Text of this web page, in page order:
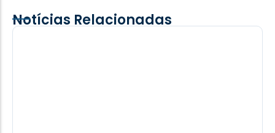
Notícias Relacionadas